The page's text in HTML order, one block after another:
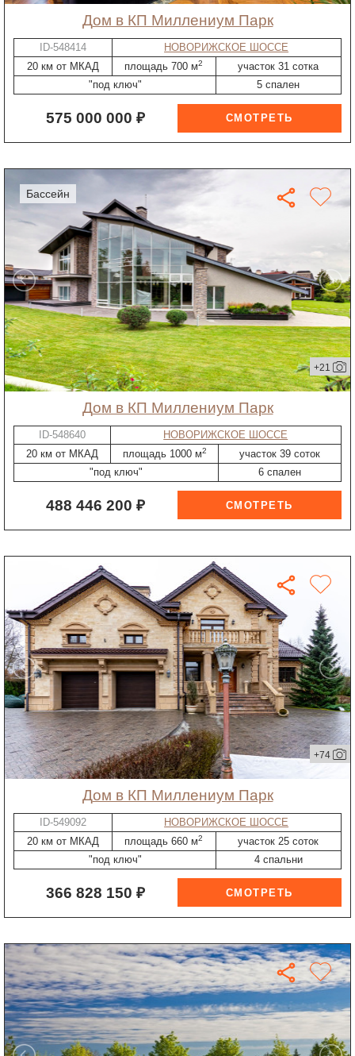
дом в КП Миллениум Парк
ID-548414
НОВОРИЖСКОЕ ШОССЕ
20 км от МКАД
площадь 700 м2
участок 31 сотка
"под ключ"
5 спален
575 000 000 ₽
бассейн
+21
дом в КП Миллениум Парк
ID-548640
НОВОРИЖСКОЕ ШОССЕ
20 км от МКАД
площадь 1000 м2
участок 39 соток
"под ключ"
6 спален
488 446 200 ₽
+74
дом в КП Миллениум Парк
ID-549092
НОВОРИЖСКОЕ ШОССЕ
20 км от МКАД
площадь 660 м2
участок 25 соток
"под ключ"
4 спальни
366 828 150 ₽